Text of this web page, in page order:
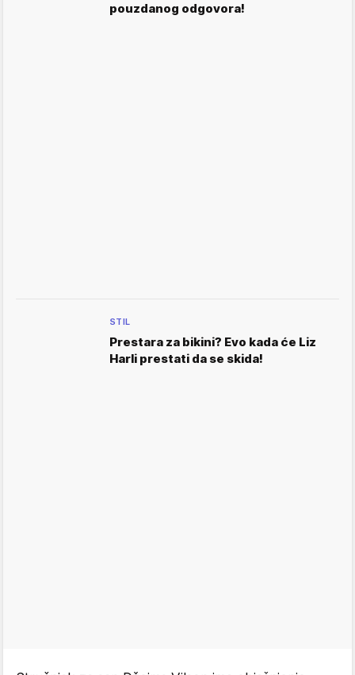
pouzdanog odgovora!
STIL
Prestara za bikini? Evo kada će Liz
Harli prestati da se skida!